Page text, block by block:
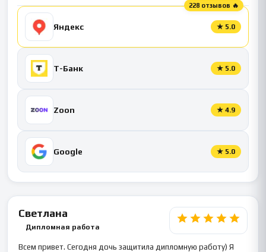
228 отзывов 🔥
Яндекс ★ 5.0
Т-Банк ★ 5.0
Zoon ★ 4.9
Google ★ 5.0
Светлана
Дипломная работа
Всем привет. Сегодня дочь защитила дипломную работу) Я